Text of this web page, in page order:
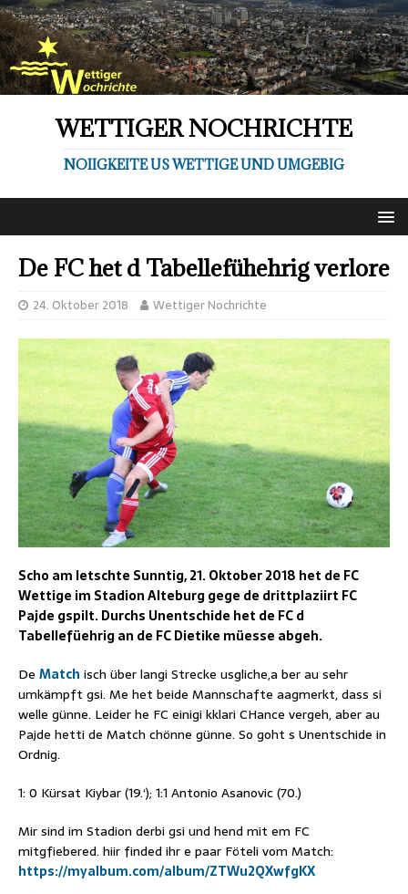
WETTIGER NOCHRICHTE
NOIIGKEITE US WETTIGE UND UMGEBIG
De FC het d Tabellefühehrig verlore
24. Oktober 2018 Wettiger Nochrichte
Scho am letschte Sunntig, 21. Oktober 2018 het de FC
Wettige im Stadion Alteburg gege de drittplaziirt FC
Pajde gspilt. Durchs Unentschide het de FC d
Tabellefüehrig an de FC Dietike müesse abgeh.
De Match isch über langi Strecke usgliche,a ber au sehr
umkämpft gsi. Me het beide Mannschafte aagmerkt, dass si
welle günne. Leider he FC einigi kklari CHance vergeh, aber au
Pajde hetti de Match chönne günne. So goht s Unentschide in
Ordnig.
1: 0 Kürsat Kiybar (19.‘); 1:1 Antonio Asanovic (70.)
Mir sind im Stadion derbi gsi und hend mit em FC
mitgfiebered. hiir finded ihr e paar Föteli vom Match:
https://myalbum.com/album/ZTWu2QXwfgKX